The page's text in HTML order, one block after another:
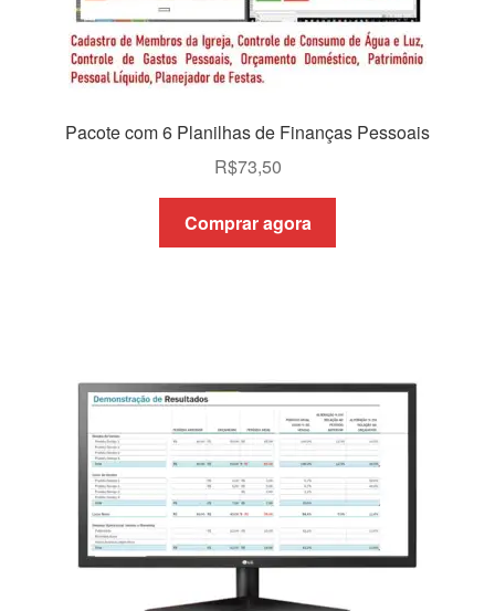
Pacote com 6 Planilhas de Finanças Pessoais
R$73,50
Comprar agora